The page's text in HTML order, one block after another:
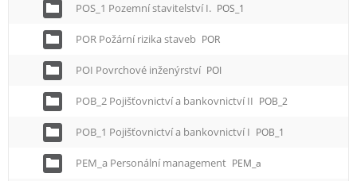
POS_1 Pozemní stavitelství I. POS_1
POR Požární rizika staveb POR
POI Povrchové inženýrství POI
POB_2 Pojišťovnictví a bankovnictví II POB_2
POB_1 Pojišťovnictví a bankovnictví I POB_1
PEM_a Personální management PEM_a